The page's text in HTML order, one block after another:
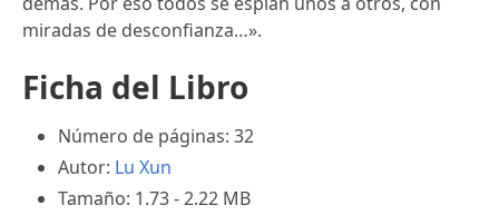
miradas de desconfianza…».
Ficha del Libro
Número de páginas: 32
Autor: Lu Xun
Tamaño: 1.73 - 2.22 MB